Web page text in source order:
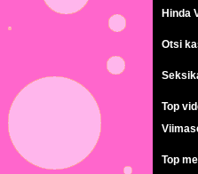
Hinda
Otsi
Top
Top